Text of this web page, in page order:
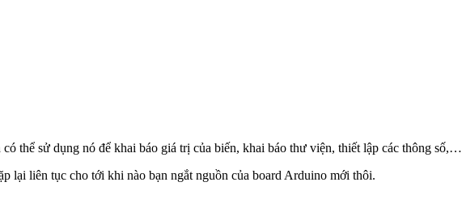
thể sử dụng nó để khai báo giá trị của biến, khai báo thư viện, thiết lập các thông số,…
lại liên tục cho tới khi nào bạn ngắt nguồn của board Arduino mới thôi.